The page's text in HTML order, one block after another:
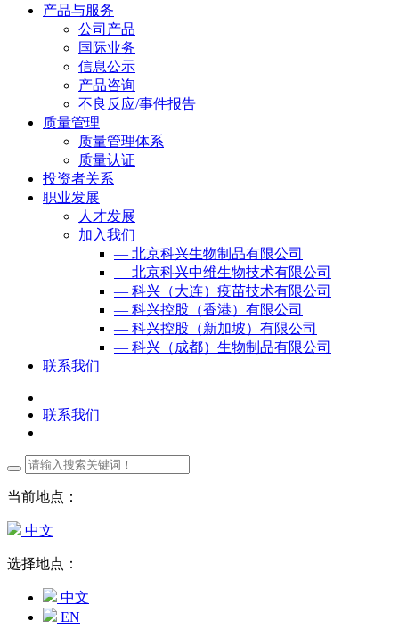
产品与服务
公司产品
国际业务
信息公示
产品咨询
不良反应/事件报告
质量管理
质量管理体系
质量认证
投资者关系
职业发展
人才发展
加入我们
— 北京科兴生物制品有限公司
— 北京科兴中维生物技术有限公司
— 科兴（大连）疫苗技术有限公司
— 科兴控股（香港）有限公司
— 科兴控股（新加坡）有限公司
— 科兴（成都）生物制品有限公司
联系我们
联系我们
当前地点：
中文
选择地点：
中文
EN